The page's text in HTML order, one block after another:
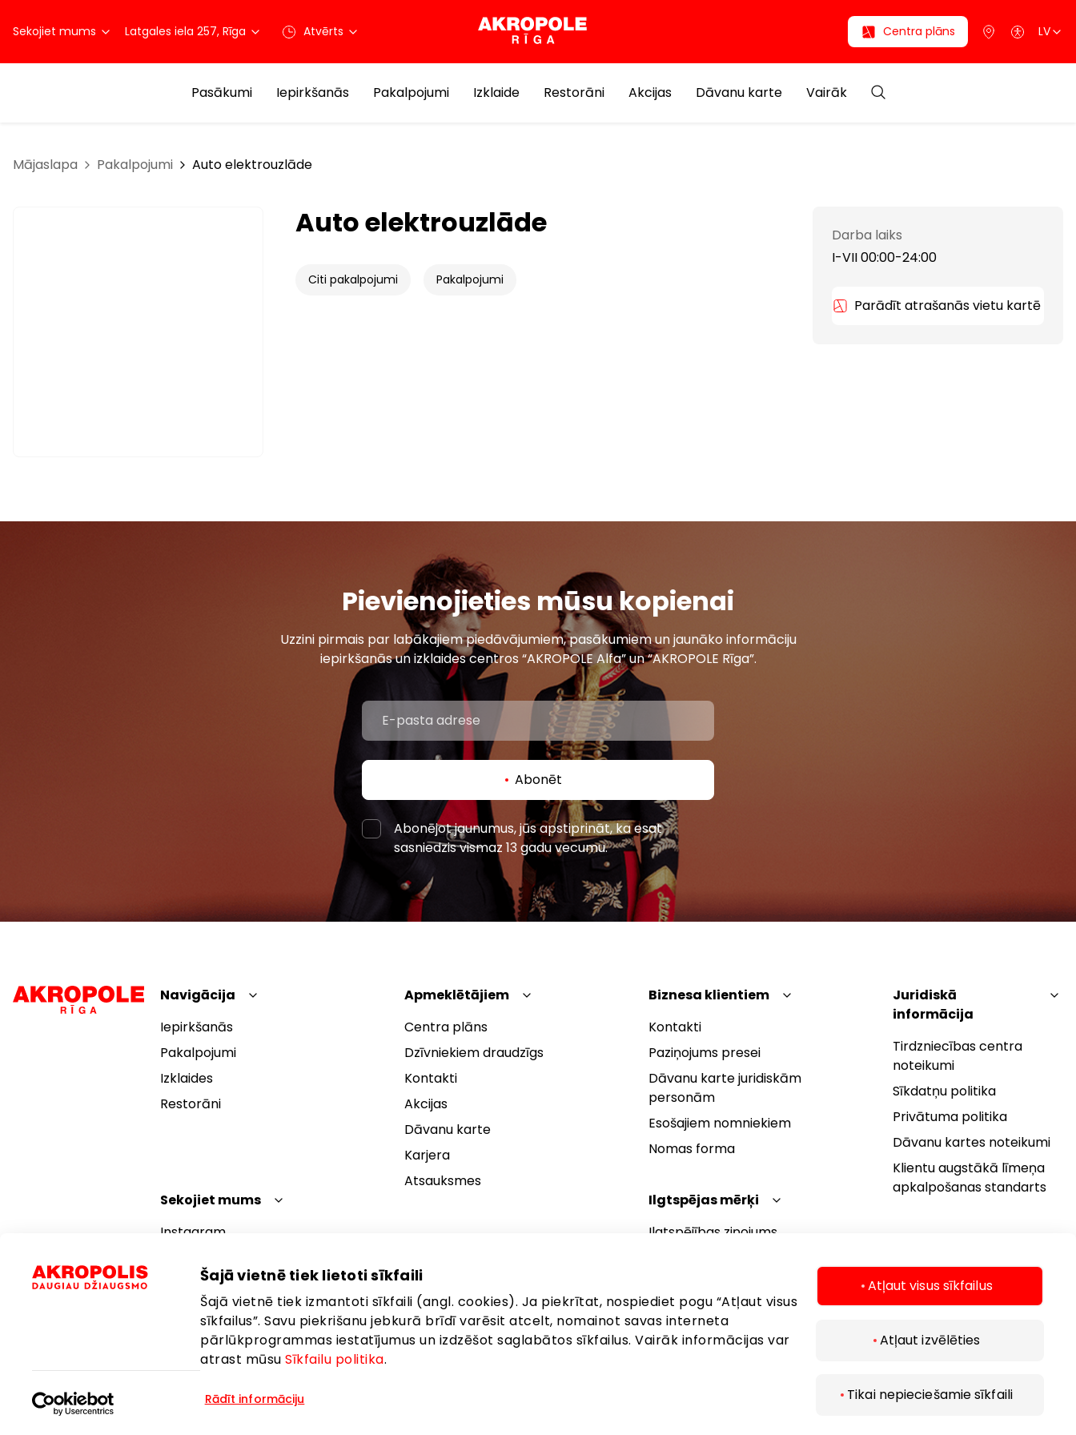
Šajā vietnē tiek lietoti sīkfaili
Šajā vietnē tiek izmantoti sīkfaili (angl. cookies). Ja piekrītat, nospiediet pogu “Atļaut visus
sīkfailus”. Savu piekrišanu jebkurā brīdī varēsit atcelt, nomainot savas interneta
pārlūkprogrammas iestatījumus un izdzēšot saglabātos sīkfailus. Vairāk informācijas var
atrast mūsu Sīkfailu politika.
Rādīt informāciju
Atļaut visus sīkfailus
Atļaut izvēlēties
Tikai nepieciešamie sīkfaili
Sekojiet mums Latgales iela 257, Rīga Atvērts Centra plāns LV
Pasākumi Iepirkšanās Pakalpojumi Izklaide Restorāni Akcijas Dāvanu karte Vairāk
Mājaslapa Pakalpojumi Auto elektrouzlāde
Auto elektrouzlāde
Citi pakalpojumi Pakalpojumi
Darba laiks
I-VII 00:00-24:00
Parādīt atrašanās vietu kartē
Pievienojieties mūsu kopienai
Uzzini pirmais par labākajiem piedāvājumiem, pasākumiem un jaunāko informāciju
iepirkšanās un izklaides centros “AKROPOLE Alfa” un “AKROPOLE Rīga”.
Abonēt
Abonējot jaunumus, jūs apstiprināt, ka esat
sasniedzis vismaz 13 gadu vecumu.
Navigācija
Iepirkšanās
Pakalpojumi
Izklaides
Restorāni
Apmeklētājiem
Centra plāns
Dzīvniekiem draudzīgs
Kontakti
Akcijas
Dāvanu karte
Karjera
Atsauksmes
Biznesa klientiem
Kontakti
Paziņojums presei
Dāvanu karte juridiskām
personām
Esošajiem nomniekiem
Nomas forma
Ilgtspējas mērķi
Ilgtspējības ziņojums
Juridiskā
informācija
Tirdzniecības centra
noteikumi
Sīkdatņu politika
Privātuma politika
Dāvanu kartes noteikumi
Klientu augstākā līmeņa
apkalpošanas standarts
Sekojiet mums
Instagram
YouTube
Valoda:Latviešu